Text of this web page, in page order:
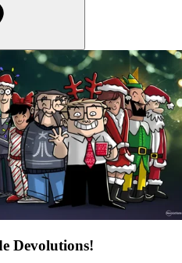
Devolutions!